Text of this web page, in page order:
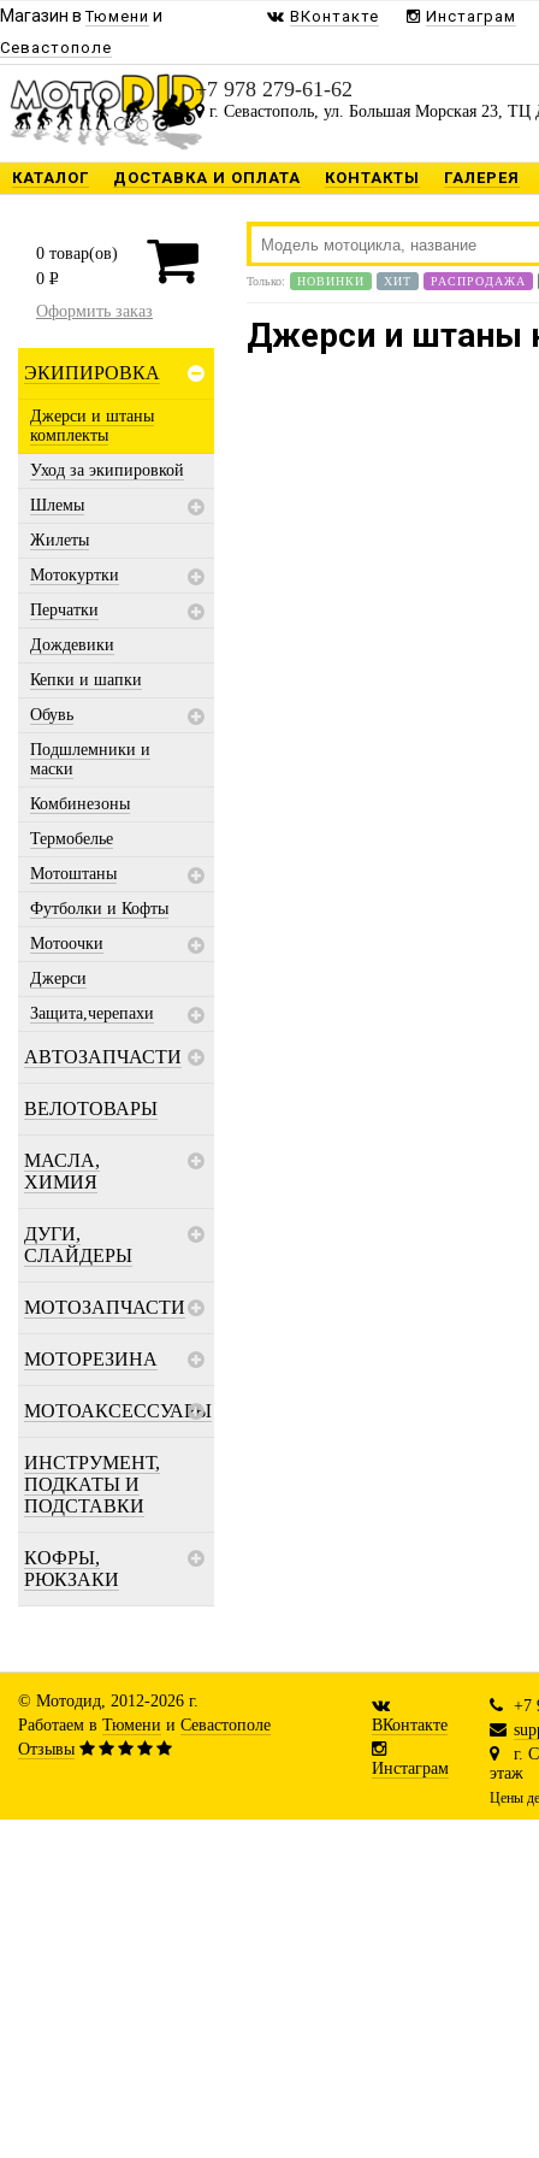
Магазин вТюмени и
Севастополе
ВКонтакте Инстаграм
+7 978 279-61-62
г. Севастополь, ул. Большая Морская 23, ТЦ
КАТАЛОГ ДОСТАВКА И ОПЛАТА КОНТАКТЫ ГАЛЕРЕЯ
0 товар(ов)
0 P
Оформить заказ
ЭКИПИРОВКА
Джерси и штаны
комплекты
Уход за экипировкой
Шлемы
Жилеты
Мотокуртки
Перчатки
Дождевики
Кепки и шапки
Обувь
Подшлемники и
маски
Комбинезоны
Термобелье
Мотоштаны
Футболки и Кофты
Мотоочки
Джерси
Защита,черепахи
АВТОЗАПЧАСТИ
ВЕЛОТОВАРЫ
МАСЛА,
ХИМИЯ
ДУГИ,
СЛАЙДЕРЫ
МОТОЗАПЧАСТИ
МОТОРЕЗИНА
МОТОАКСЕССУАРЫ
ИНСТРУМЕНТ,
ПОДКАТЫ И
ПОДСТАВКИ
КОФРЫ,
РЮКЗАКИ
Только: НОВИНКИ ХИТ РАСПРОДАЖА
Джерси и штаны
© Мотодид, 2012-2026 г.
Работаем в Тюмени и Севастополе
Отзывы
ВКонтакте
Инстаграм
+7
г.
этаж
Цены